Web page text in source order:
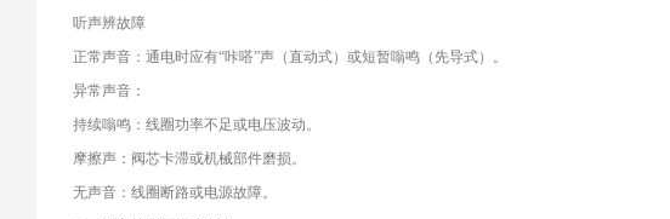
听声辨故障
正常声音：通电时应有“咔嗒”声（直动式）或短暂嗡鸣（先导式）。
异常声音：
持续嗡鸣：线圈功率不足或电压波动。
摩擦声：阀芯卡滞或机械部件磨损。
无声音：线圈断路或电源故障。